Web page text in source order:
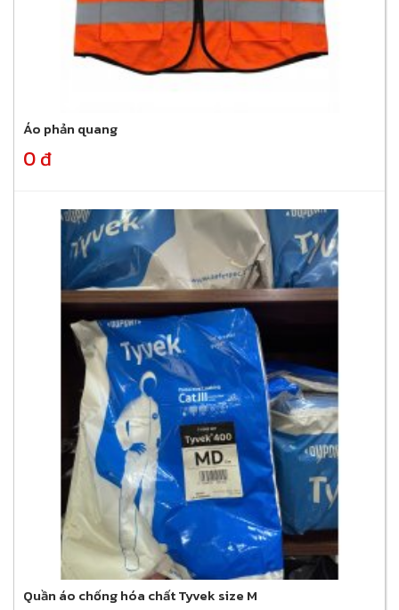
Áo phản quang
0 đ
Quần áo chống hóa chất Tyvek size M